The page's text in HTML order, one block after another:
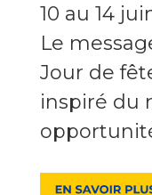
10 au 14
Le
Jour de
inspiré du